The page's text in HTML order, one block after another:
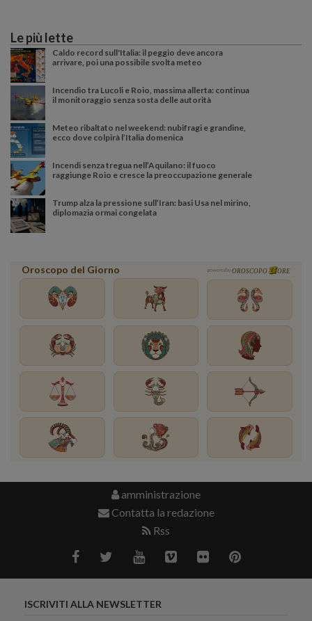
Le più lette
Caldo record sull'Italia: il peggio deve ancora
arrivare, poi una possibile svolta meteo
Incendio tra Lucoli e Roio, massima allerta: continua
il monitoraggio senza sosta delle autorità
Meteo ribaltato nel weekend: nubifragi e grandine,
ecco dove colpirà l’Italia domenica
Incendi senza tregua nell’Aquilano: il fuoco
raggiunge Roio e cresce la preoccupazione generale
Trump alza la pressione sull’Iran: basi Usa nel mirino,
diplomazia ormai congelata
Oroscopo del Giorno powered by OROSCOPO ORE
amministrazione
Contatta la redazione
Rss
ISCRIVITI ALLA NEWSLETTER